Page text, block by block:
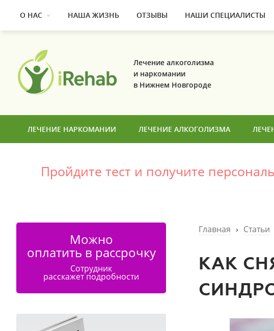
О НАС НАША ЖИЗНЬ ОТЗЫВЫ НАШИ СПЕЦИАЛИСТЫ
Лечение алкоголизма
и наркомании
в Нижнем Новгороде
ЛЕЧЕНИЕ НАРКОМАНИИ ЛЕЧЕНИЕ АЛКОГОЛИЗМА
Пройдите тест и получите
Главная › Статьи
КАК
Можно
оплатить в рассрочку
Сотрудник
расскажет подробности